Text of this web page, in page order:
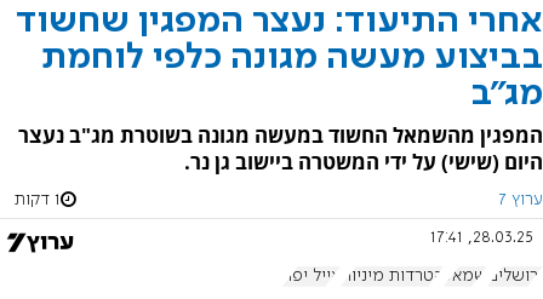
אחרי התיעוד: נעצר המפגין שחשוד
בביצוע מעשה מגונה כלפי לוחמת
מג"ב
המפגין מהשמאל החשוד במעשה מגונה בשוטרת מג"ב נעצר
היום (שישי) על ידי המשטרה ביישוב גן נר.
ערוץ 7 1 דקות
28.03.25, 17:41
ירושלים שמאל הטרדות מיניות אייל יפה